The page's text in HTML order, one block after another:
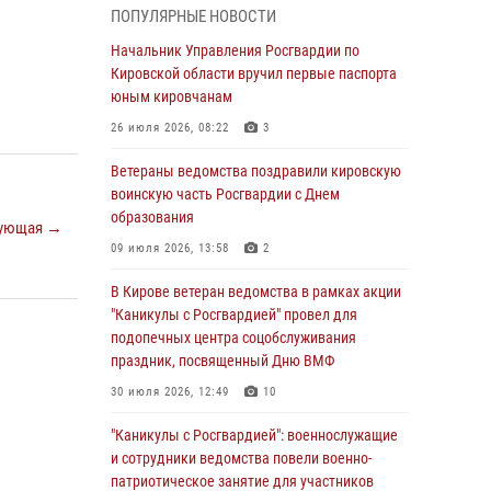
→
В Кирове росгвардейцы задержали
подозреваемую в сбыте поддельной купюры
04 августа 2026, 09:30
В Кирове росгвардейцы задержали
подозреваемого в грабеже
03 августа 2026, 09:01
ведомства приняли участие в митинге в
честь Дня воздушно-десантных войск
03 августа 2026, 08:45 8
В Кирове росгвардейцы задержали
02 августа 2026, 07:00
1 августа – День дежурной службы войск
ПОПУЛЯРНЫЕ НОВОСТИ
Начальник Управления Росгвардии по
Кировской области вручил первые паспорта
юным кировчанам
26 июля 2026, 08:22 3
Ветераны ведомства поздравили кировскую
воинскую часть Росгвардии с Днем
образования
09 июля 2026, 13:58 2
В Кирове ветеран ведомства в рамках акции
"Каникулы с Росгвардией" провел для
подопечных центра соцобслуживания
праздник, посвященный Дню ВМФ
30 июля 2026, 12:49 10
"Каникулы с Росгвардией": военнослужащие
и сотрудники ведомства повели военно-
патриотическое занятие для участников